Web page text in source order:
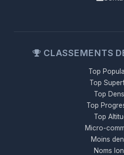
CLASSEMENTS
Top
Top
Top
Top
Top
Micro-
Moins
Noms